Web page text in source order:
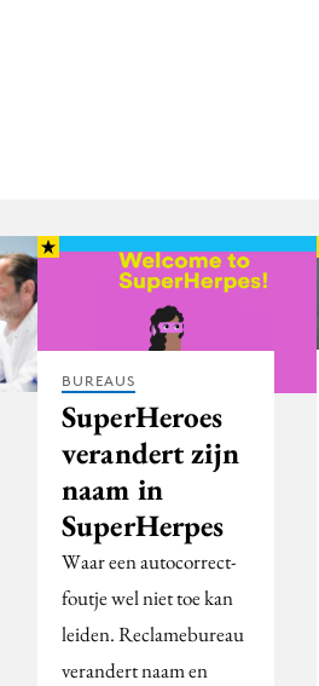
BUREAUS
SuperHeroes
verandert zijn
naam in
SuperHerpes
Waar een autocorrect-
foutje wel niet toe kan
leiden. Reclamebureau
verandert naam en